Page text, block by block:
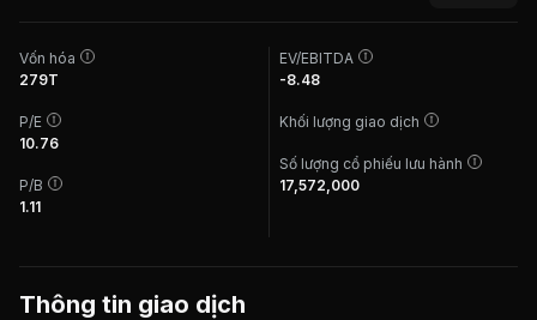
Vốn hóa
279T
P/E
10.76
P/B
1.11
EV/EBITDA
-8.48
Khối lượng giao dịch
Số lượng cổ phiếu lưu hành
17,572,000
Thông tin giao dịch